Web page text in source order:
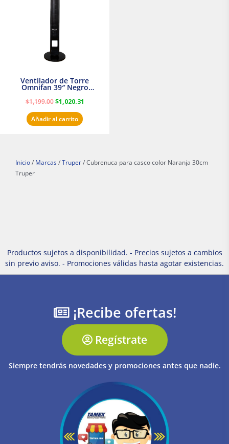
Ventilador de Torre
Omnifan 39″ Negro
$1,199.00 $1,020.31
Añadir al carrito
Inicio / Marcas / Truper / Cubrenuca para casco color Naranja 30cm
Truper
Productos sujetos a disponibilidad. - Precios sujetos a cambios
sin previo aviso. - Promociones válidas hasta agotar existencias.
¡Recibe ofertas!
Regístrate
Siempre tendrás novedades y promociones antes que nadie.